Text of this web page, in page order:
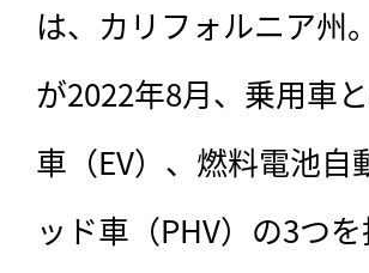
は、 カリフォルニア州
が2022年8月、乗用車
車（EV）、燃料電池
ッド車（PHV）の3つ